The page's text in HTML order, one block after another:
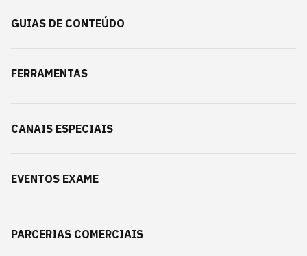
GUIAS DE CONTEÚDO
FERRAMENTAS
CANAIS ESPECIAIS
EVENTOS EXAME
PARCERIAS COMERCIAIS